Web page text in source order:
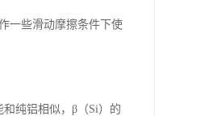
一些滑动摩擦条件下使
纯铝相似，β（Si）的